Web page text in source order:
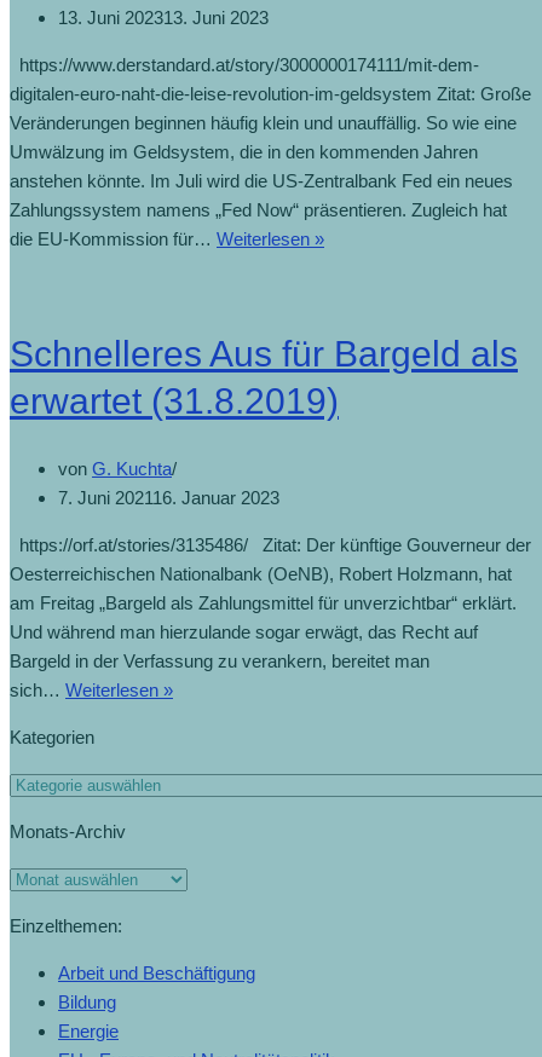
13. Juni 202313. Juni 2023
https://www.derstandard.at/story/3000000174111/mit-dem-
digitalen-euro-naht-die-leise-revolution-im-geldsystem Zitat: Große
Veränderungen beginnen häufig klein und unauffällig. So wie eine
Umwälzung im Geldsystem, die in den kommenden Jahren
anstehen könnte. Im Juli wird die US-Zentralbank Fed ein neues
Zahlungssystem namens „Fed Now“ präsentieren. Zugleich hat
die EU-Kommission für… Weiterlesen »
Schnelleres Aus für Bargeld als
erwartet (31.8.2019)
von G. Kuchta
7. Juni 202116. Januar 2023
https://orf.at/stories/3135486/ Zitat: Der künftige Gouverneur der
Oesterreichischen Nationalbank (OeNB), Robert Holzmann, hat
am Freitag „Bargeld als Zahlungsmittel für unverzichtbar“ erklärt.
Und während man hierzulande sogar erwägt, das Recht auf
Bargeld in der Verfassung zu verankern, bereitet man
sich… Weiterlesen »
Kategorien
Monats-Archiv
Einzelthemen:
Arbeit und Beschäftigung
Bildung
Energie